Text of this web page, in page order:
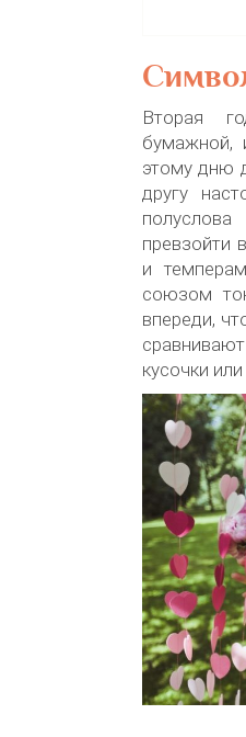
Вторая
бумажной,
этому дню
другу
превзойти
и
союзом
впереди,
кусочки